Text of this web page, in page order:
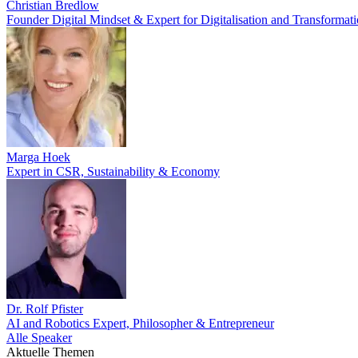
Christian Bredlow
Founder Digital Mindset & Expert for Digitalisation and
Marga Hoek
Expert in CSR, Sustainability & Economy
Dr. Rolf Pfister
AI and Robotics Expert, Philosopher & Entrepreneur
Alle Speaker
Aktuelle Themen